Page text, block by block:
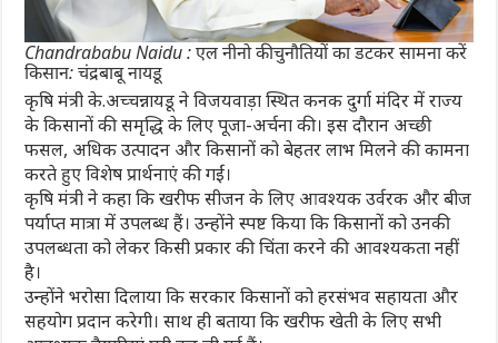
Chandrababu Naidu : एल नीनो की चुनौतियों का डटकर सामना करें
किसान: चंद्रबाबू नायडू
कृषि मंत्री के.अच्चन्नायडू ने विजयवाड़ा स्थित कनक दुर्गा मंदिर में राज्य
के किसानों की समृद्धि के लिए पूजा-अर्चना की। इस दौरान अच्छी
फसल, अधिक उत्पादन और किसानों को बेहतर लाभ मिलने की कामना
करते हुए विशेष प्रार्थनाएं की गईं।
कृषि मंत्री ने कहा कि खरीफ सीजन के लिए आवश्यक उर्वरक और बीज
पर्याप्त मात्रा में उपलब्ध हैं। उन्होंने स्पष्ट किया कि किसानों को उनकी
उपलब्धता को लेकर किसी प्रकार की चिंता करने की आवश्यकता नहीं
है।
उन्होंने भरोसा दिलाया कि सरकार किसानों को हरसंभव सहायता और
सहयोग प्रदान करेगी। साथ ही बताया कि खरीफ खेती के लिए सभी